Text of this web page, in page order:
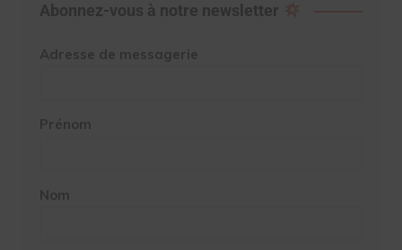
Abonnez-vous à notre newsletter
Adresse de messagerie
Prénom
Nom